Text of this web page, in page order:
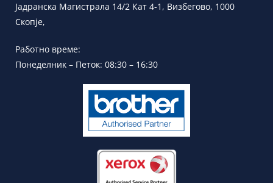
Јадранска Магистрала 14/2 Кат 4-1, Визбегово, 1000
Скопје,
Работно време:
Понеделник – Петок: 08:30 – 16:30